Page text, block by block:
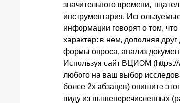
значительного времени,
инструментария.
информации говорят о том,
характер: в нем, дополняя
формы опроса, анализ
Используя сайт ВЦИОМ
любого на ваш выбор
более 2х абзацев) опишите
виду из вышеперечисленных